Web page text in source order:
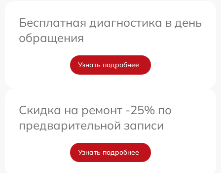
Бесплатная диагностика в день
обращения
Узнать подробнее
Скидка на ремонт -25% по
предварительной записи
Узнать подробнее